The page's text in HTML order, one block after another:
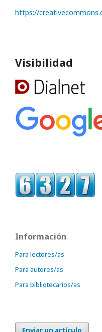
https://
Visibilidad
Información
Para lectores/as
Para autores/as
Para bibliotecarios/as
Enviar un artículo